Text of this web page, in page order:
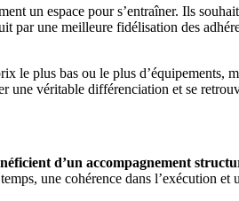
un espace pour s’entraîner. Ils
par une meilleure fidélisation des
le plus bas ou le plus d’équipements,
une véritable différenciation et se
d’un accompagnement
une cohérence dans l’exécution et